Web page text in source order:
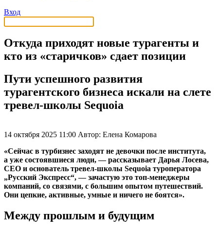
Вход
Откуда приходят новые турагенты и
кто из «старичков» сдает позиции
Пути успешного развития
турагентского бизнеса искали на слете
тревел-школы Sequoia
14 октября 2025 11:00 Автор: Елена Комарова
«Сейчас в турбизнес заходят не девочки после института,
а уже состоявшиеся люди, — рассказывает Дарья Лосева,
CEO и основатель тревел-школы Sequoia туроператора
„Русский Экспресс“, — зачастую это топ-менеджеры
компаний, со связями, с большим опытом путешествий.
Они цепкие, активные, умные и ничего не боятся».
Между прошлым и будущим